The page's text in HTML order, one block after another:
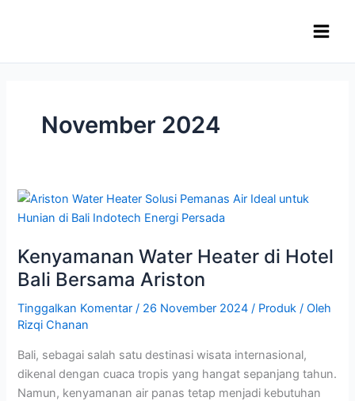
November 2024
Kenyamanan Water Heater di Hotel
Bali Bersama Ariston
Tinggalkan Komentar / 26 November 2024/ Produk / Oleh
Rizqi Chanan
Bali, sebagai salah satu destinasi wisata internasional,
dikenal dengan cuaca tropis yang hangat sepanjang tahun.
Namun, kenyamanan air panas tetap menjadi kebutuhan
Kenyamanan
Water
di
Hotel
Bersama
Ariston